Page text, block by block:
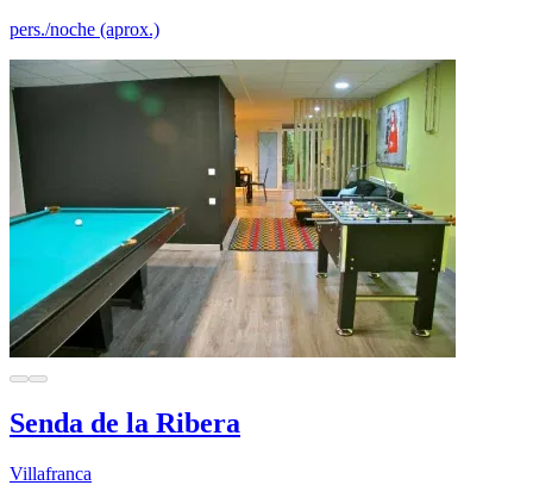
pers./noche (aprox.)
Senda de la Ribera
Villafranca